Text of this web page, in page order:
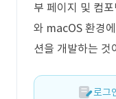
부 페이지 및 컴
와 macOS 환경
션을 개발하는 것
로그